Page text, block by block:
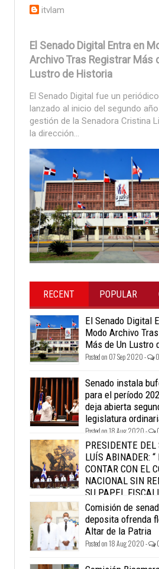
itvlam
El Senado Digital Entra en
Archivo Tras Registrar Más
Lustro de Historia
El Senado Digital fue un
lanzado al inicio del segundo
gestión de la Senadora Cristina
la dirección...
RECENT POPULAR
El Senado Digital
Modo Archivo
Más de Un Lustro
Posted on 07 Sep 2020 -
Senado instala
para el período
deja abierta
legislatura
Posted on 18 Aug 2020 -
PRESIDENTE DEL
LUÍS ABINADER: “
CONTAR CON EL
NACIONAL SIN
SU PAPEL
Posted on 18 Aug 2020 - 0 Comments
Comisión de
deposita ofrenda
Altar de la Patria
Posted on 18 Aug 2020 -